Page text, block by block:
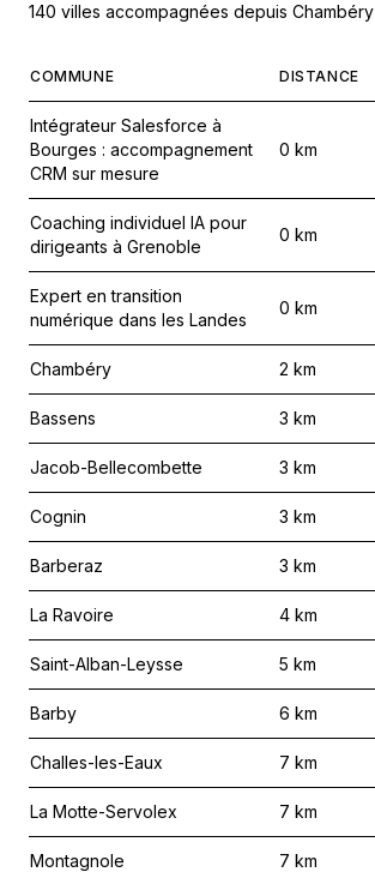
140 villes accompagnées depuis Chambéry
COMMUNE DISTANCE
Intégrateur Salesforce à
Bourges : accompagnement
CRM sur mesure
0 km
Coaching individuel IA pour
dirigeants à Grenoble
0 km
Expert en transition
numérique dans les Landes
0 km
Chambéry 2 km
Bassens 3 km
Jacob-Bellecombette 3 km
Cognin 3 km
Barberaz 3 km
La Ravoire 4 km
Saint-Alban-Leysse 5 km
Barby 6 km
Challes-les-Eaux 7 km
La Motte-Servolex 7 km
Montagnole 7 km